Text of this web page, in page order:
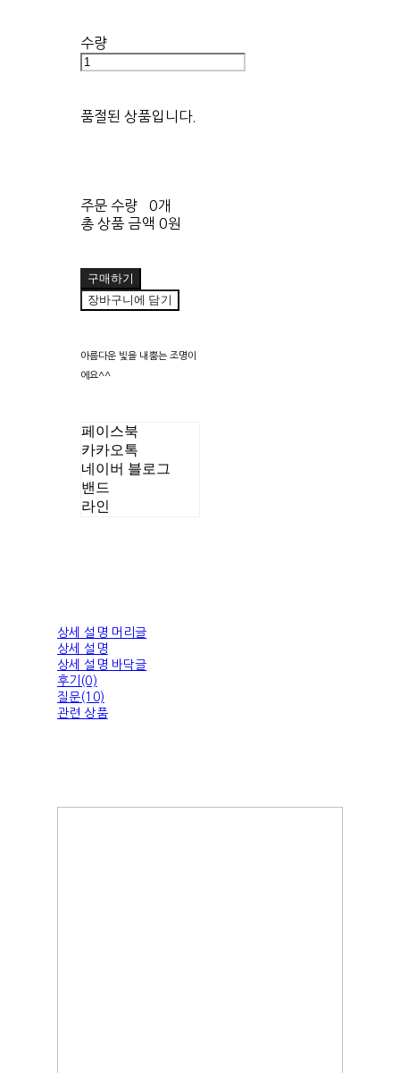
수량
품절된 상품입니다.
주문 수량
0개
총 상품 금액 0원
구매하기
장바구니에 담기
아름다운 빛을 내뿜는 조명이
에요^^
페이스북
카카오톡
네이버 블로그
밴드
라인
상세 설명 머리글
상세 설명
상세 설명 바닥글
후기(0)
질문(10)
관련 상품